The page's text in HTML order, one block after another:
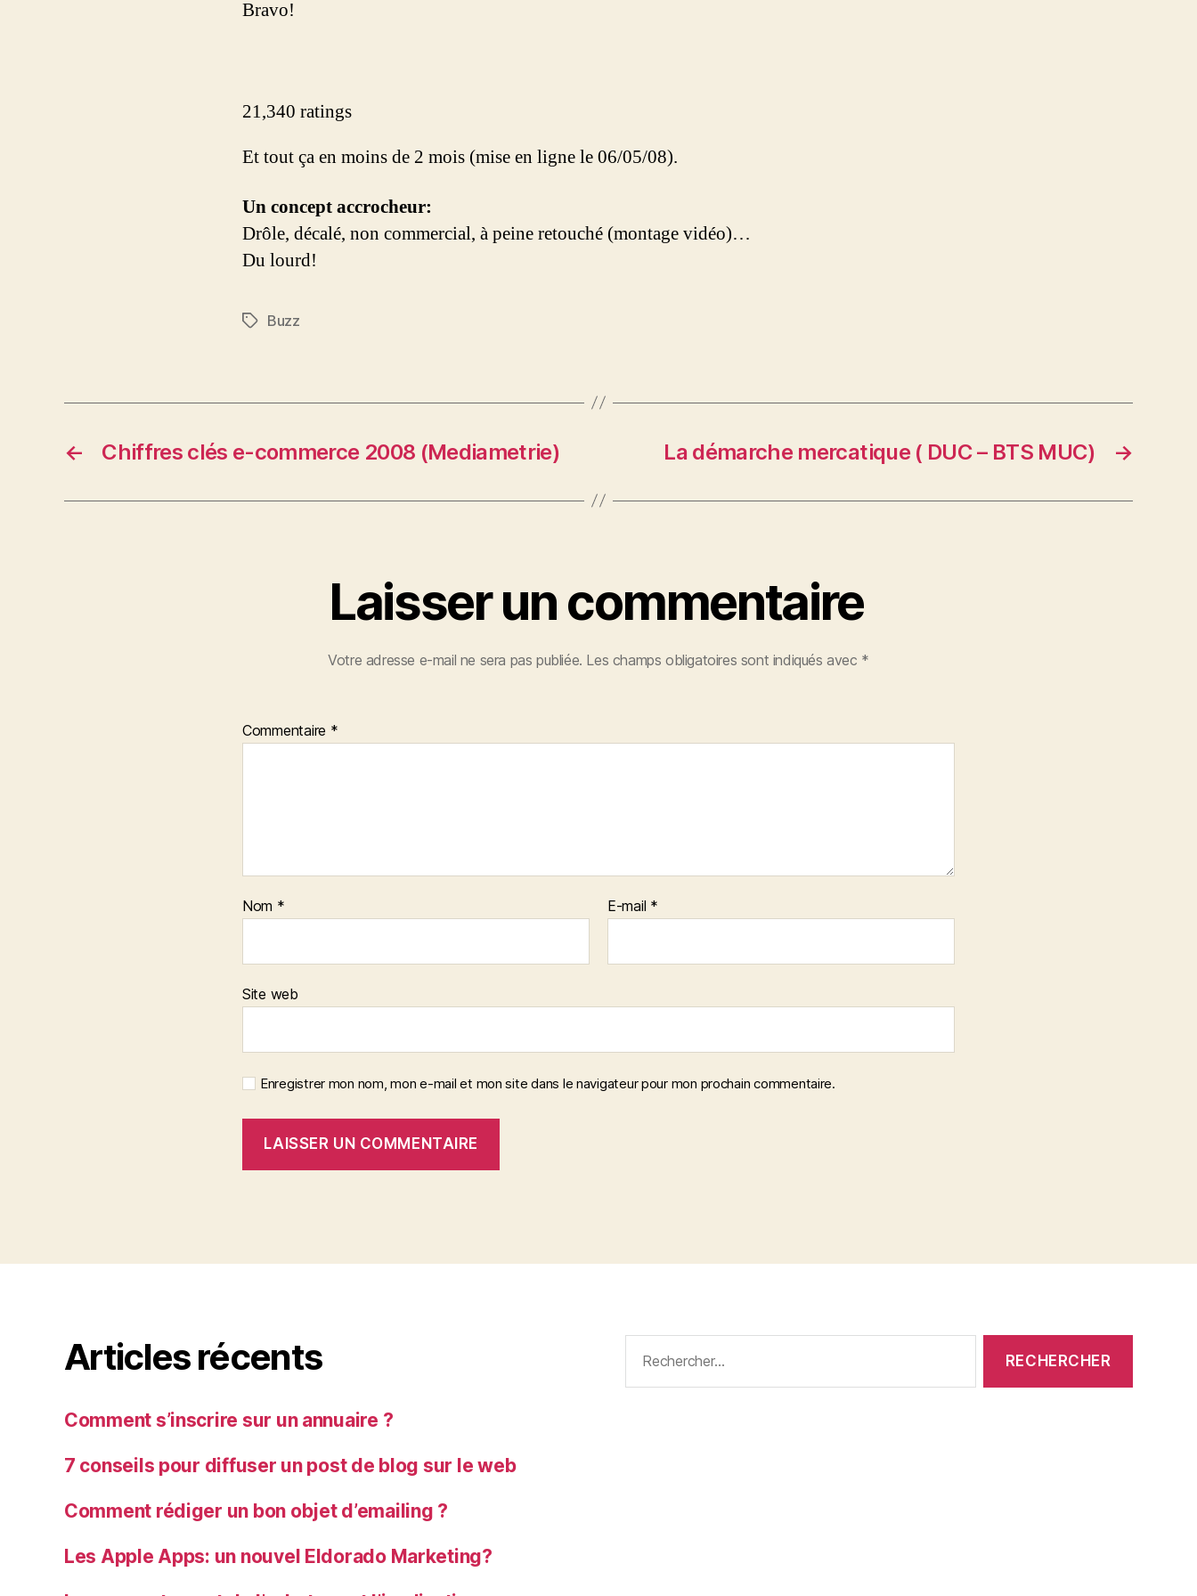
Bravo!
21,340 ratings
Et tout ça en moins de 2 mois (mise en ligne le 06/05/08).
Un concept accrocheur:
Drôle, décalé, non commercial, à peine retouché (montage vidéo)…
Du lourd!
Étiquettes
Buzz
← Chiffres clés e-commerce 2008 (Mediametrie) →
La démarche mercatique ( DUC – BTS MUC)
Laisser un commentaire
Votre adresse e-mail ne sera pas publiée. Les champs obligatoires sont indiqués avec *
Commentaire *
Nom * E-mail *
Site web
Enregistrer mon nom, mon e-mail et mon site dans le navigateur pour mon prochain commentaire.
Articles récents
Comment s’inscrire sur un annuaire ?
7 conseils pour diffuser un post de blog sur le web
Comment rédiger un bon objet d’emailing ?
Les Apple Apps: un nouvel Eldorado Marketing?